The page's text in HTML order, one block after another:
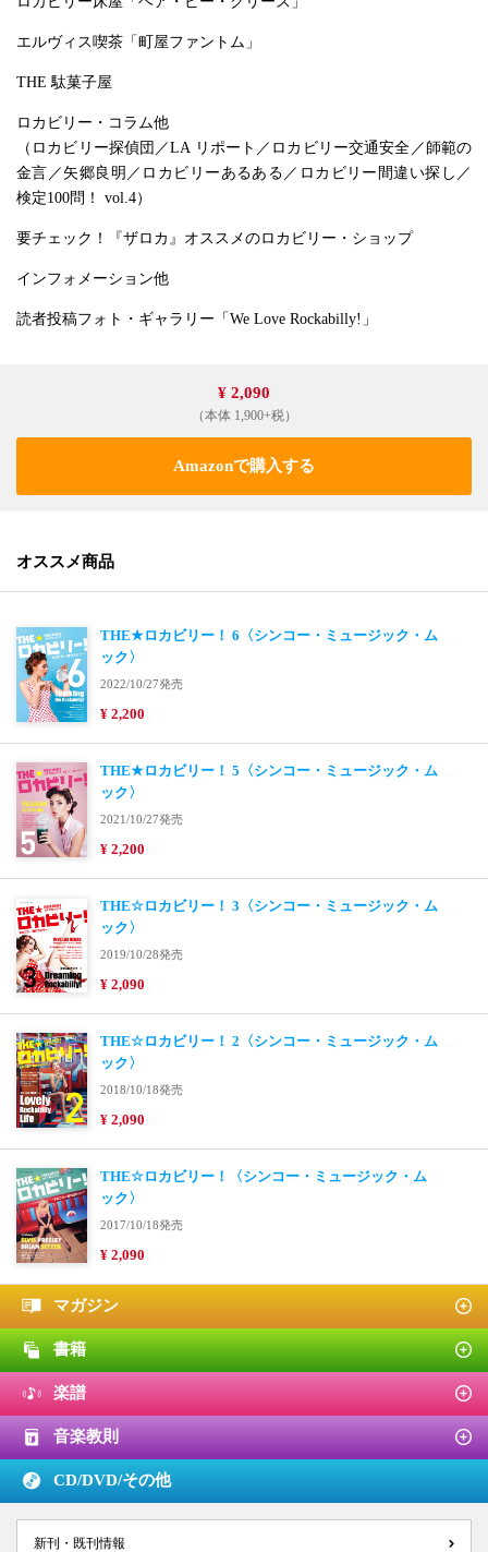
エルヴィス喫茶「町屋ファントム」
THE 駄菓子屋
ロカビリー・コラム他
（ロカビリー探偵団／LA リポート／ロカビリー交通安全／師範の
金言／矢郷良明／ロカビリーあるある／ロカビリー間違い探し／
検定100問！ vol.4）
要チェック！『ザロカ』オススメのロカビリー・ショップ
インフォメーション他
読者投稿フォト・ギャラリー「We Love Rockabilly!」
¥ 2,090
（本体 1,900+税）
Amazonで購入する
オススメ商品
THE★ロカビリー！ 6〈シンコー・ミュージック・ム
ック〉
2022/10/27発売
¥ 2,200
THE★ロカビリー！ 5〈シンコー・ミュージック・ム
ック〉
2021/10/27発売
¥ 2,200
THE☆ロカビリー！ 3〈シンコー・ミュージック・ム
ック〉
2019/10/28発売
¥ 2,090
THE☆ロカビリー！ 2〈シンコー・ミュージック・ム
ック〉
2018/10/18発売
¥ 2,090
THE☆ロカビリー！〈シンコー・ミュージック・ム
ック〉
2017/10/18発売
¥ 2,090
マガジン
書籍
楽譜
音楽教則
CD/DVD/その他
新刊・既刊情報